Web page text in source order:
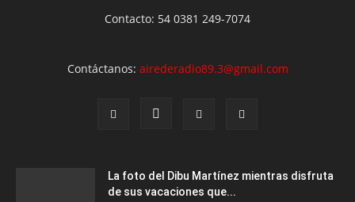
Contacto: 54 0381 249-7074
Contáctanos: airederadio89.3@gmail.com
La foto del Dibu Martínez mientras disfruta
de sus vacaciones que...